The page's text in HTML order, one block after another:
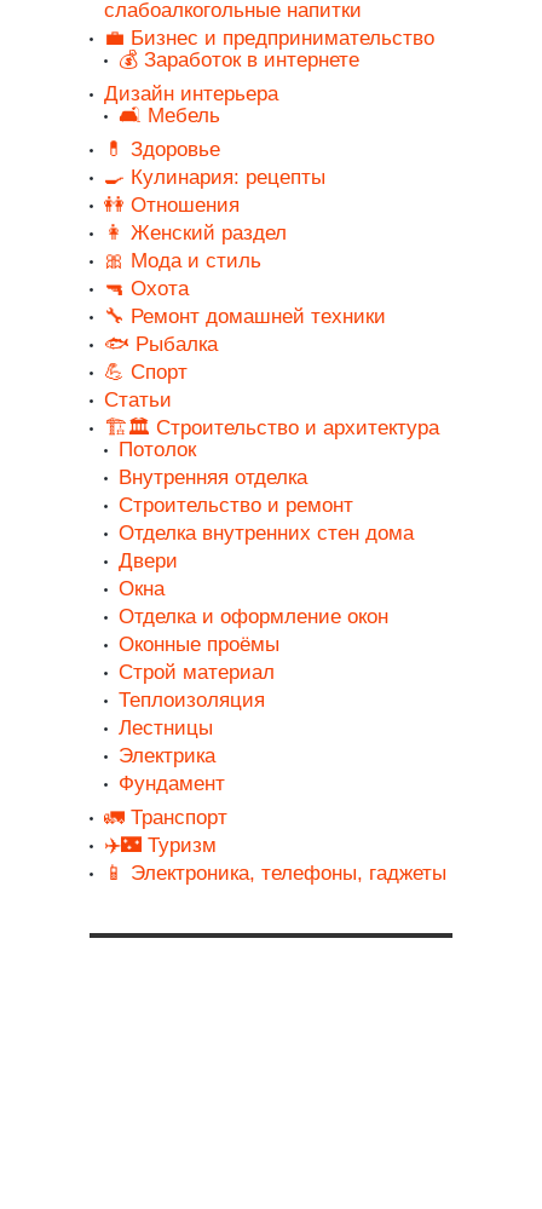
слабоалкогольные напитки
💼 Бизнес и предпринимательство
💰 Заработок в интернете
Дизайн интерьера
🛋️ Мебель
💊 Здоровье
🍳 Кулинария: рецепты
👭 Отношения
👩 Женский раздел
🎀 Мода и стиль
🔫 Охота
🔧 Ремонт домашней техники
🐟 Рыбалка
💪 Спорт
Статьи
🏗️🏛️ Строительство и архитектура
Потолок
Внутренняя отделка
Строительство и ремонт
Отделка внутренних стен дома
Двери
Окна
Отделка и оформление окон
Оконные проёмы
Строй материал
Теплоизоляция
Лестницы
Электрика
Фундамент
🚛 Транспорт
✈️🌃 Туризм
📱 Электроника, телефоны, гаджеты